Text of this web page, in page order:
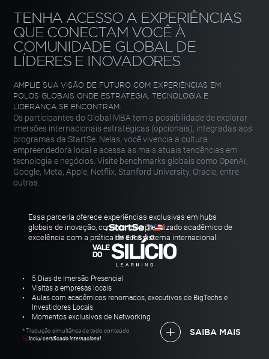
TENHA ACESSO A EXPERIÊNCIAS
QUE CONECTAM VOCÊ À
COMUNIDADE GLOBAL DE
LÍDERES E INOVADORES
AMPLIE SUA VISÃO DE FUTURO COM EXPERIÊNCIAS EM
POLOS GLOBAIS ONDE ESTRATÉGIA, TECNOLOGIA E
LIDERANÇA SE ENCONTRAM.
Os participantes do Global MBAtem a possibilidade de explorar
imersões internacionais estratégicas (opcionais), integradas aos
programas daStartSe. Nelas, você vivencia a cultura
empreendedora local e acessa as mais atuais tendências em
tecnologia e negócios. Visite benchmarks globais como OpenAI,
Google, Meta, Apple, Netflix, Stanford University, Oracle, entre
outras.
5 Dias de Imersão Presencial
Visitas a empresas locais
Aulas com acadêmicos renomados, executivos de BigTechs e
Investidores Locais
Momentos exclusivos de Networking
* Tradução simultânea de todo conteúdo
Inclui certificado internacional.
SAIBA MAIS
Essa parceria oferece experiências exclusivas em hubs
globais de inovação, conectandoaprendizado acadêmico de
excelência com a prática do ecossistema internacional.